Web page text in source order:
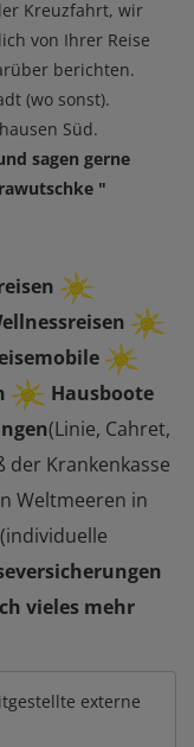
Kreuzfahrt, wir
von Ihrer Reise
berichten.
(wo sonst).
Süd.
sagen gerne
"
Hausboote
(Linie, Cahret,
der Krankenkasse
Weltmeeren in
(individuelle
vieles mehr
externe